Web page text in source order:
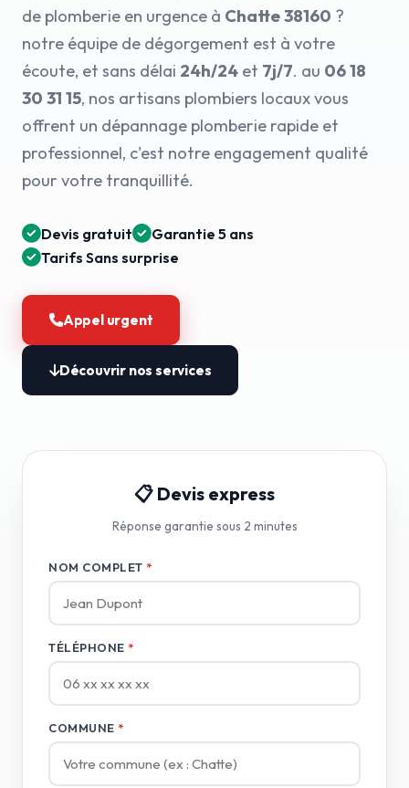
de plomberie en urgence à Chatte 38160 ?
notre équipe de dégorgement est à votre
écoute, et sans délai 24h/24 et 7j/7. au 06 18
30 31 15, nos artisans plombiers locaux vous
offrent un dépannage plomberie rapide et
professionnel, c'est notre engagement qualité
pour votre tranquillité.
Devis gratuit
Garantie 5 ans
Tarifs Sans surprise
Appel urgent
Découvrir nos services
📋 Devis express
Réponse garantie sous 2 minutes
NOM COMPLET *
TÉLÉPHONE *
COMMUNE *